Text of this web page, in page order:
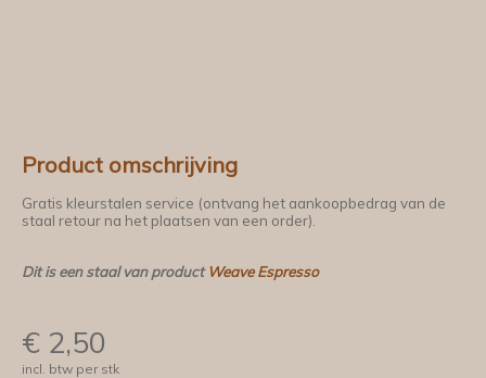
Product omschrijving
Gratis kleurstalen service (ontvang het aankoopbedrag van de
staal retour na het plaatsen van een order).
Dit is een staal van productWeave Espresso
€ 2,50
incl. btw per stk